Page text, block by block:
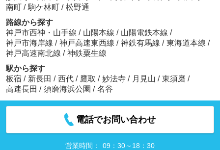
南町 / 駒ケ林町 / 松野通
路線から探す
神戸市西神・山手線 / 山陽本線 / 山陽電鉄本線 /
神戸市海岸線 / 神戸高速東西線 / 神鉄有馬線 / 東海道本線 /
神戸高速南北線 / 神鉄粟生線
駅から探す
板宿 / 新長田 / 西代 / 鷹取 / 妙法寺 / 月見山 / 東須磨 /
高速長田 / 須磨海浜公園 / 名谷
電話でお問い合わせ
営業時間：
09：30～18：30